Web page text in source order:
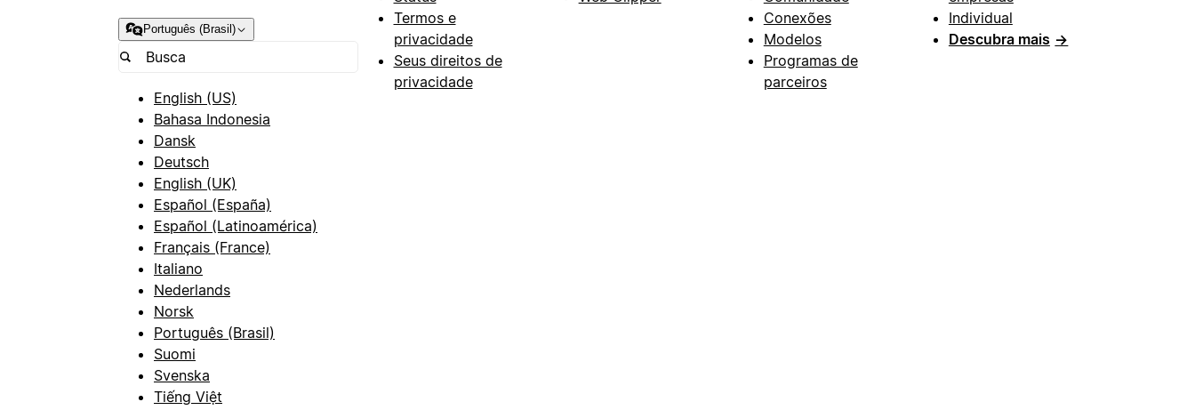
Português (Brasil)
English (US)
Bahasa Indonesia
Dansk
Deutsch
English (UK)
Español (España)
Español (Latinoamérica)
Français (France)
Italiano
Nederlands
Norsk
Português (Brasil)
Suomi
Svenska
Tiếng Việt
Termos e
privacidade
Seus direitos de
privacidade
Conexões
Modelos
Programas de
parceiros
Individual
Descubra mais →